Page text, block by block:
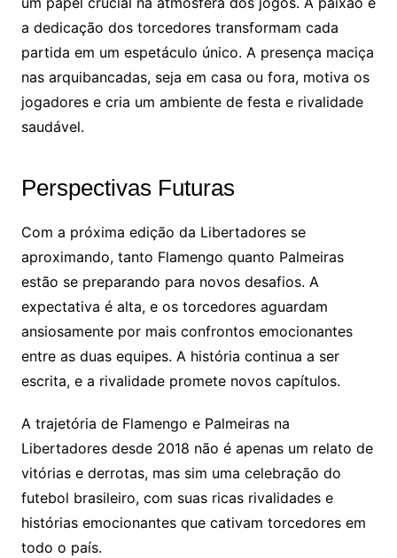
a dedicação dos torcedores transformam cada
partida em um espetáculo único. A presença maciça
nas arquibancadas, seja em casa ou fora, motiva os
jogadores e cria um ambiente de festa e rivalidade
saudável.
Perspectivas Futuras
Com a próxima edição da Libertadores se
aproximando, tanto Flamengo quanto Palmeiras
estão se preparando para novos desafios. A
expectativa é alta, e os torcedores aguardam
ansiosamente por mais confrontos emocionantes
entre as duas equipes. A história continua a ser
escrita, e a rivalidade promete novos capítulos.
A trajetória de Flamengo e Palmeiras na
Libertadores desde 2018 não é apenas um relato de
vitórias e derrotas, mas sim uma celebração do
futebol brasileiro, com suas ricas rivalidades e
histórias emocionantes que cativam torcedores em
todo o país.